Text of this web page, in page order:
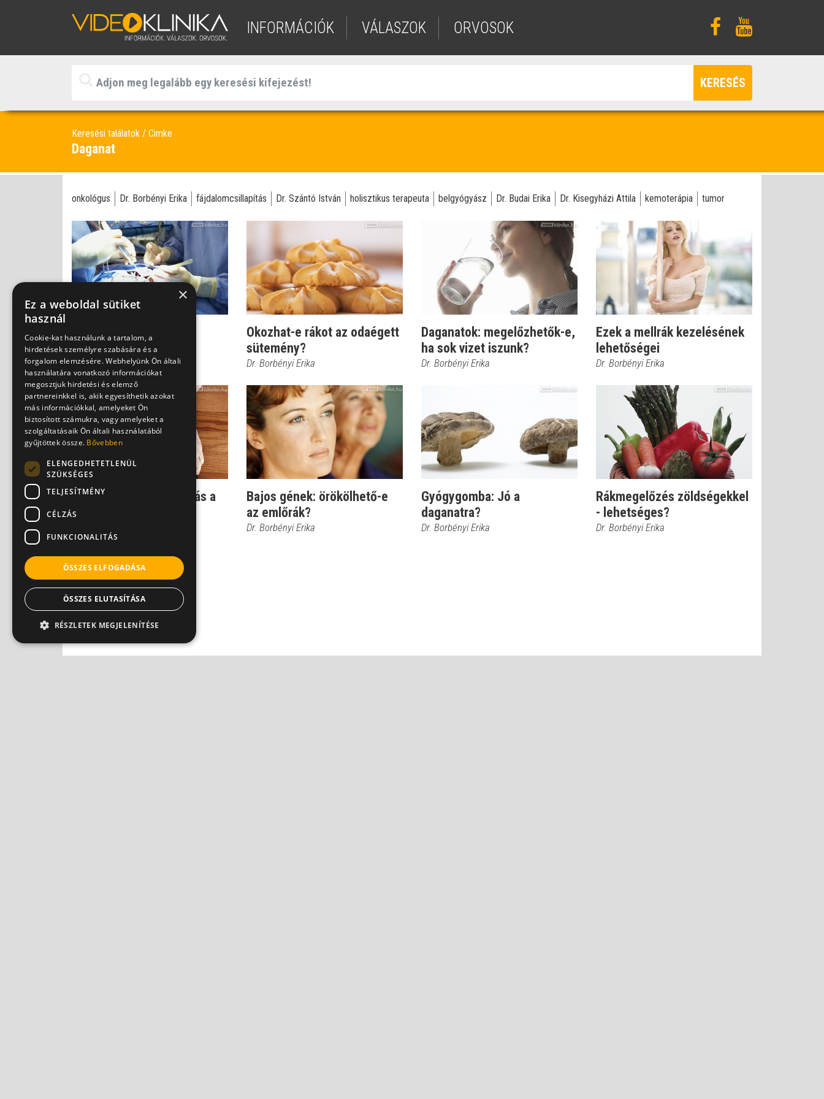
INFORMÁCIÓK VÁLASZOK ORVOSOK
KERESÉS
Keresési találatok Cimke
Daganat
onkológus Dr. Borbényi Erika fájdalomcsillapítás Dr. Szántó István holisztikus terapeuta belgyógyász Dr. Budai Erika Dr. Kisegyházi Attila kemoterápia tumor
Vakbél: lehet belőle
daganat?
Dr. Borbényi Erika
Okozhat-e rákot az odaégett
sütemény?
Dr. Borbényi Erika
Daganatok: megelőzhetők-e,
ha sok vizet iszunk?
Dr. Borbényi Erika
Ezek a mellrák kezelésének
lehetőségei
Dr. Borbényi Erika
Valóban növeli az elhízás a
rák veszélyét?
Bajos gének: örökölhető-e
az emlőrák?
Dr. Borbényi Erika
Gyógygomba: Jó a
daganatra?
Dr. Borbényi Erika
Rákmegelőzés zöldségekkel
- lehetséges?
Dr. Borbényi Erika
×
Ez a weboldal sütiket
használ
Cookie-kat használunk a tartalom, a
hirdetések személyre szabására és a
forgalom elemzésére. Webhelyünk Ön általi
használatára vonatkozó információkat
megosztjuk hirdetési és elemző
partnereinkkel is, akik egyesíthetik azokat
más információkkal, amelyeket Ön
biztosított számukra, vagy amelyeket a
szolgáltatásaik Ön általi használatából
gyűjtöttek össze. Bővebben
ELENGEDHETETLENÜL
SZÜKSÉGES
TELJESÍTMÉNY
CÉLZÁS
FUNKCIONALITÁS
ÖSSZES ELFOGADÁSA
ÖSSZES ELUTASÍTÁSA
RÉSZLETEK MEGJELENÍTÉSE